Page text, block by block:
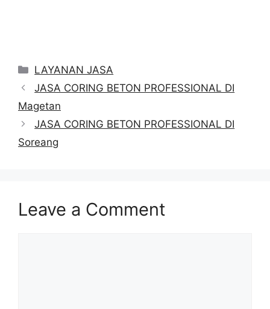
Categories
LAYANAN JASA
JASA CORING BETON PROFESSIONAL DI
Magetan
JASA CORING BETON PROFESSIONAL DI
Soreang
Leave a Comment